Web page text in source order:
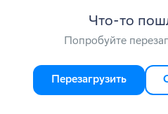
Что-то
Попробуйте
Перезагрузить